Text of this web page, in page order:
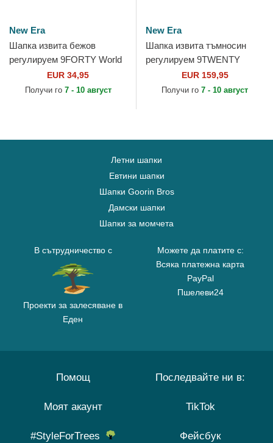
New Era
Шапка извита бежов
регулируем 9FORTY World
Series на New York Yankees
MLB от New Era
EUR 34,95
Получи го 7 - 10 август
New Era
Шапка извита тъмносин
регулируем 9TWENTY
Suede на New York Yankees
MLB от New Era
EUR 159,95
Получи го 7 - 10 август
Летни шапки
Евтини шапки
Шапки Goorin Bros
Дамски шапки
Шапки за момчета
В сътрудничество с
Проекти за залесяване в
Еден
Можете да платите с:
Всяка платежна карта
PayPal
Пшелеви24
Помощ
Моят акаунт
#StyleForTrees
Последвайте ни в:
TikTok
Фейсбук